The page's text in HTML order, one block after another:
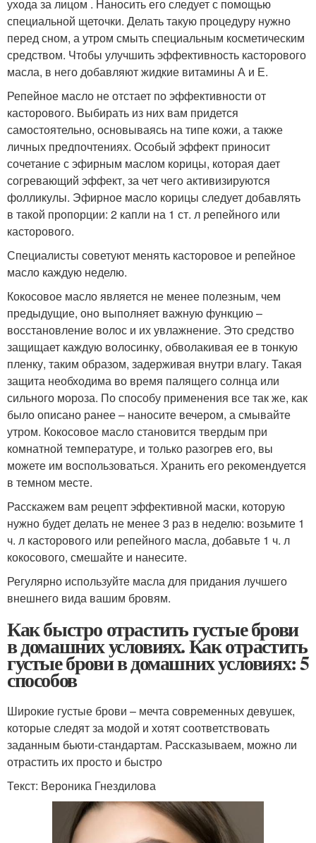
ухода за лицом . Наносить его следует с помощью
специальной щеточки. Делать такую процедуру нужно
перед сном, а утром смыть специальным косметическим
средством. Чтобы улучшить эффективность касторового
масла, в него добавляют жидкие витамины А и Е.
Репейное масло не отстает по эффективности от
касторового. Выбирать из них вам придется
самостоятельно, основываясь на типе кожи, а также
личных предпочтениях. Особый эффект приносит
сочетание с эфирным маслом корицы, которая дает
согревающий эффект, за чет чего активизируются
фолликулы. Эфирное масло корицы следует добавлять
в такой пропорции: 2 капли на 1 ст. л репейного или
касторового.
Специалисты советуют менять касторовое и репейное
масло каждую неделю.
Кокосовое масло является не менее полезным, чем
предыдущие, оно выполняет важную функцию –
восстановление волос и их увлажнение. Это средство
защищает каждую волосинку, обволакивая ее в тонкую
пленку, таким образом, задерживая внутри влагу. Такая
защита необходима во время палящего солнца или
сильного мороза. По способу применения все так же, как
было описано ранее – наносите вечером, а смывайте
утром. Кокосовое масло становится твердым при
комнатной температуре, и только разогрев его, вы
можете им воспользоваться. Хранить его рекомендуется
в темном месте.
Расскажем вам рецепт эффективной маски, которую
нужно будет делать не менее 3 раз в неделю: возьмите 1
ч. л касторового или репейного масла, добавьте 1 ч. л
кокосового, смешайте и нанесите.
Регулярно используйте масла для придания лучшего
внешнего вида вашим бровям.
Как быстро отрастить густые брови
в домашних условиях. Как отрастить
густые брови в домашних условиях: 5
способов
Широкие густые брови – мечта современных девушек,
которые следят за модой и хотят соответствовать
заданным бьюти-стандартам. Рассказываем, можно ли
отрастить их просто и быстро
Текст: Вероника Гнездилова